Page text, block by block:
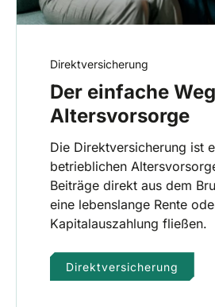
Direktversicherung
Der einfache
Altersvorsorge
Die Direktversicherung ist
betrieblichen
Beiträge direkt aus dem
eine lebenslange Rente
Kapitalauszahlung fließen.
Direktversicherung